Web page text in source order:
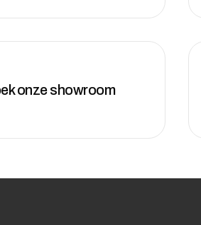
onze showroom